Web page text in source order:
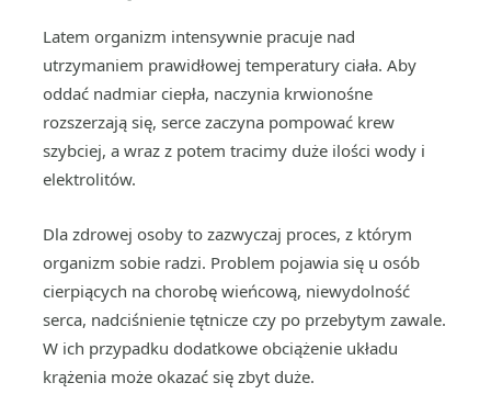
Latem organizm intensywnie pracuje nad
utrzymaniem prawidłowej temperatury ciała. Aby
oddać nadmiar ciepła, naczynia krwionośne
rozszerzają się, serce zaczyna pompować krew
szybciej, a wraz z potem tracimy duże ilości wody i
elektrolitów.
Dla zdrowej osoby to zazwyczaj proces, z którym
organizm sobie radzi. Problem pojawia się u osób
cierpiących na chorobę wieńcową, niewydolność
serca, nadciśnienie tętnicze czy po przebytym zawale.
W ich przypadku dodatkowe obciążenie układu
krążenia może okazać się zbyt duże.